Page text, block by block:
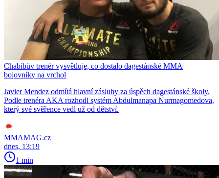
Chabibův trenér vysvětluje, co dostalo dagestánské MMA
bojovníky na vrchol
Javier Mendez odmítá hlavní zásluhy za úspěch dagestánské školy.
Podle trenéra AKA rozhodl systém Abdulmanapa Nurmagomedova,
který své svěřence vedl už od dětství.
MMAMAG.cz
dnes, 13:19
1 min